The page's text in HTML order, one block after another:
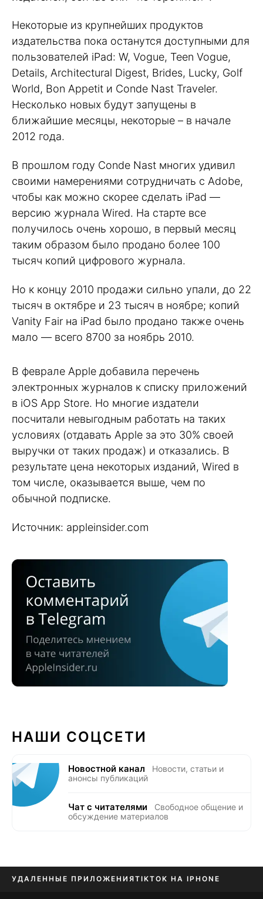
Некоторые из крупнейших продуктов
издательства пока останутся доступными для
пользователей iPad: W, Vogue, Teen Vogue,
Details, Architectural Digest, Brides, Lucky, Golf
World, Bon Appetit и Conde Nast Traveler.
Несколько новых будут запущены в
ближайшие месяцы, некоторые – в начале
2012 года.
В прошлом году Conde Nast многих удивил
своими намерениями сотрудничать с Adobe,
чтобы как можно скорее сделать iPad —
версию журнала Wired. На старте все
получилось очень хорошо, в первый месяц
таким образом было продано более 100
тысяч копий цифрового журнала.
Но к концу 2010 продажи сильно упали, до 22
тысяч в октябре и 23 тысяч в ноябре; копий
Vanity Fair на iPad было продано также очень
мало — всего 8700 за ноябрь 2010.
В феврале Apple добавила перечень
электронных журналов к списку приложений
в iOS App Store. Но многие издатели
посчитали невыгодным работать на таких
условиях (отдавать Apple за это 30% своей
выручки от таких продаж) и отказались. В
результате цена некоторых изданий, Wired в
том числе, оказывается выше, чем по
обычной подписке.
Источник: appleinsider.com
НАШИ СОЦСЕТИ
Новостной канал
Новости, статьи и
анонсы публикаций
Чат с читателями
Свободное общение и
обсуждение материалов
УДАЛЕННЫЕ ПРИЛОЖЕНИЯTIKTOK НА IPHONE